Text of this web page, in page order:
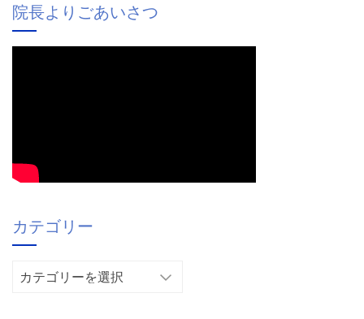
院長よりごあいさつ
カテゴリー